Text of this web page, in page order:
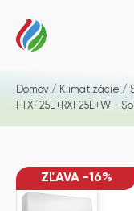
Domov / Klimatizácie /
FTXF25E+RXF25E+W -
ZĽAVA -16%